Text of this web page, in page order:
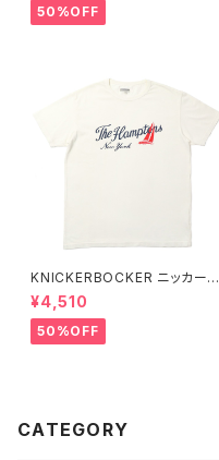
50%OFF
KNICKERBOCKER ニッカーボ
ッカー MILK ハンプトン Tシャ
ツ
¥4,510
50%OFF
CATEGORY